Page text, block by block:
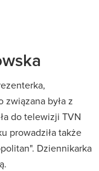
była z
do telewizji TVN
prowadziła także
Dziennikarka